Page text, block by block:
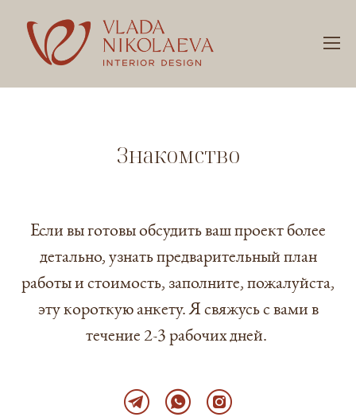
Знакомство
Если вы готовы обсудить ваш проект более
детально, узнать предварительный план
работы и стоимость, заполните, пожалуйста,
эту короткую анкету. Я свяжусь с вами в
течение 2-3 рабочих дней.